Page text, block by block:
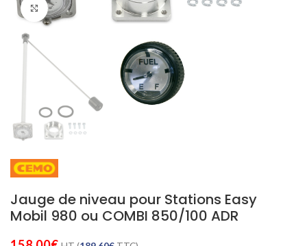
Cliquez pour agrandir
Jauge de niveau pour Stations Easy
Mobil 980 ou COMBI 850/100 ADR